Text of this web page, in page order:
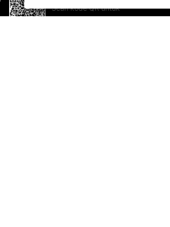
Scan kode QR untuk
mengunduh sekarang!